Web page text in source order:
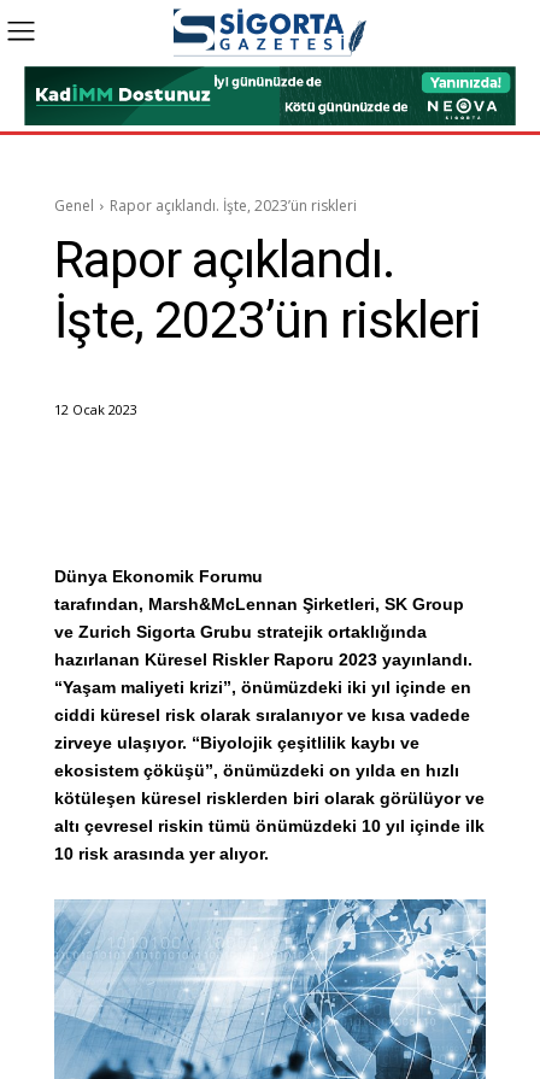
Genel Rapor açıklandı. İşte, 2023’ün riskleri
Rapor açıklandı.
İşte, 2023’ün riskleri
12 Ocak 2023
Dünya Ekonomik Forumu
tarafından, Marsh&McLennan Şirketleri, SK Group
ve Zurich Sigorta Grubu stratejik ortaklığında
hazırlanan Küresel Riskler Raporu 2023 yayınlandı.
“Yaşam maliyeti krizi”, önümüzdeki iki yıl içinde en
ciddi küresel risk olarak sıralanıyor ve kısa vadede
zirveye ulaşıyor. “Biyolojik çeşitlilik kaybı ve
ekosistem çöküşü”, önümüzdeki on yılda en hızlı
kötüleşen küresel risklerden biri olarak görülüyor ve
altı çevresel riskin tümü önümüzdeki 10 yıl içinde ilk
10 risk arasında yer alıyor.